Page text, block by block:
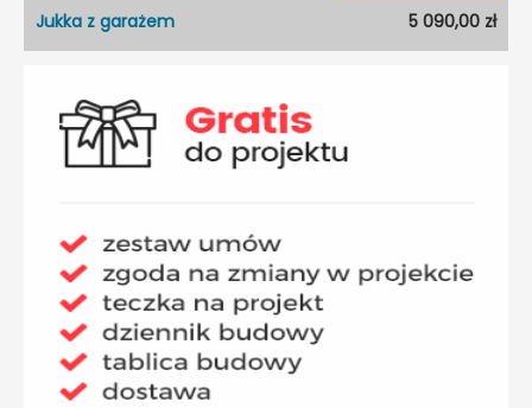
Jukka z garażem 5 090,00 zł
Dostępność:
Typ projektu:
Kąt nach. dachu:
Odbicie lustrzane:
Tak